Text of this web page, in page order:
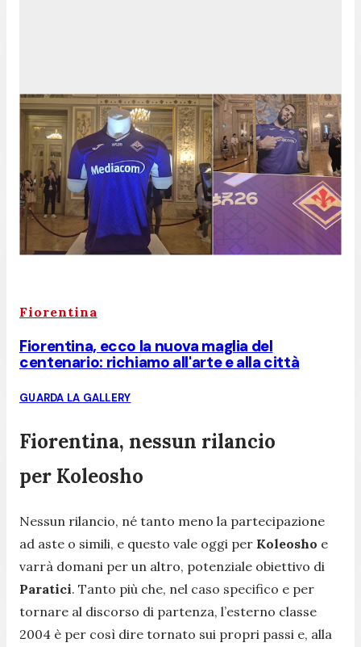
Fiorentina
Fiorentina, ecco la nuova maglia del
centenario: richiamo all'arte e alla città
GUARDA LA GALLERY
Fiorentina, nessun rilancio
per Koleosho
Nessun rilancio, né tanto meno la partecipazione
ad aste o simili, e questo vale oggi per Koleosho e
varrà domani per un altro, potenziale obiettivo di
Paratici. Tanto più che, nel caso specifico e per
tornare al discorso di partenza, l’esterno classe
2004 è per così dire tornato sui propri passi e, alla